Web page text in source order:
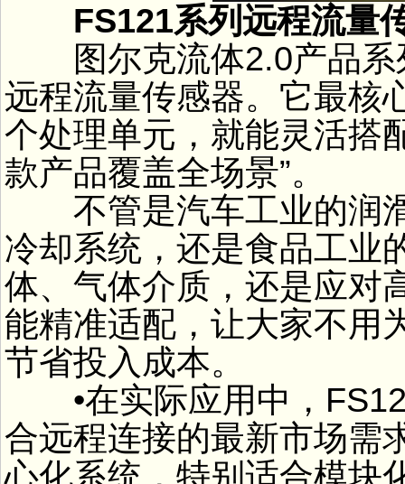
FS121系列远程流量
图尔克流体2.0产品系
远程流量传感器。它最核
个处理单元，就能灵活搭
款产品覆盖全场景”。
不管是汽车工业的润滑
冷却系统，还是食品工业
体、气体介质，还是应对
能精准适配，让大家不用
节省投入成本。
•在实际应用中，
合远程连接的最新市场需
心化系统，特别适合模块